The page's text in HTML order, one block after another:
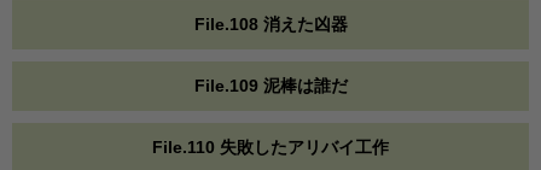
File.108 消えた凶器
File.109 泥棒は誰だ
File.110 失敗したアリバイ工作